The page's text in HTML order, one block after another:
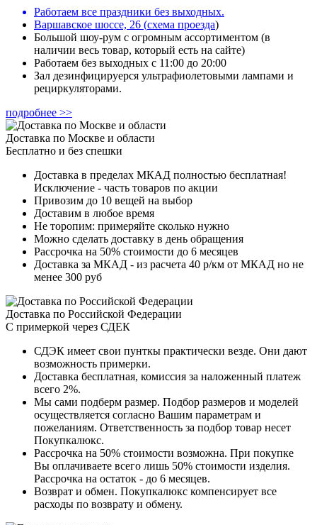
Работаем все праздники без выходных.
Варшавское шоссе, 26 (схема проезда)
Большой шоу-рум с огромным ассортиментом (в
наличии весь товар, который есть на сайте)
Работаем без выходных с 11:00 до 20:00
Зал дезинфицируерся ультрафиолетовыми лампами и
рециркуляторами.
подробнее >>
Доставка по Москве и области
Бесплатно и без спешки
Доставка в пределах МКАД полностью бесплатная!
Исключение - часть товаров по акции
Привозим до 10 вещей на выбор
Доставим в любое время
Не торопим: примеряйте сколько нужно
Можно сделать доставку в день обращения
Рассрочка на 50% стоимости до 6 месяцев
Доставка за МКАД - из расчета 40 р/км от МКАД но не
менее 300 руб
Доставка по Российской Федерации
С примеркой через СДЕК
СДЭК имеет свои пунткы практически везде. Они дают
возможность примерки.
Доставка бесплатная, комиссия за наложенный платеж
всего 2%.
Мы сами подберм размер. Подбор размеров и моделей
осуществляется согласно Вашим параметрам и
пожеланиям. Ответственность за подбор товар несет
Покупкалюкс.
Рассрочка на 50% стоимости возможна. При покупке
Вы оплачиваете всего лишь 50% стоимости изделия.
Рассрочка на остаток - до 6 месяцев.
Возврат и обмен. Покупкалюкс компенсирует все
расходы по возврату и обмену.